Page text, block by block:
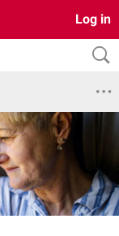
Log in